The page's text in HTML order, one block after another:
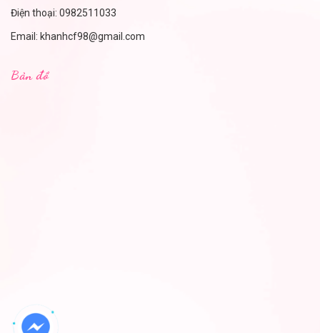
Điện thoại: 0982511033
Email: khanhcf98@gmail.com
Bản đồ